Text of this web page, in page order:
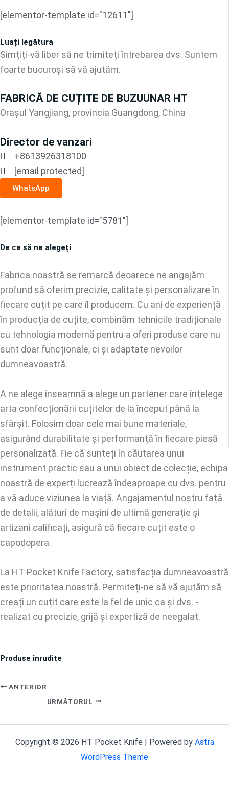
[elementor-template id="12611"]
Luați legătura
Simțiți-vă liber să ne trimiteți întrebarea dvs. Suntem
foarte bucuroși să vă ajutăm.
FABRICĂ DE CUȚITE DE BUZUUNAR HT
Orașul Yangjiang, provincia Guangdong, China
Director de vanzari
+8613926318100
[email protected]
WhatsApp
[elementor-template id="5781"]
De ce să ne alegeți
Fabrica noastră se remarcă deoarece ne angajăm
profund să oferim precizie, calitate și personalizare în
fiecare cuțit pe care îl producem. Cu ani de experiență
în producția de cuțite, combinăm tehnicile tradiționale
cu tehnologia modernă pentru a oferi produse care nu
sunt doar funcționale, ci și adaptate nevoilor
dumneavoastră.
A ne alege înseamnă a alege un partener care înțelege
arta confecționării cuțitelor de la început până la
sfârșit. Folosim doar cele mai bune materiale,
asigurând durabilitate și performanță în fiecare piesă
personalizată. Fie că sunteți în căutarea unui
instrument practic sau a unui obiect de colecție, echipa
noastră de experți lucrează îndeaproape cu dvs. pentru
a vă aduce viziunea la viață. Angajamentul nostru față
de detalii, alături de mașini de ultimă generație și
artizani calificați, asigură că fiecare cuțit este o
capodopera.
La HT Pocket Knife Factory, satisfacția dumneavoastră
este prioritatea noastră. Permiteți-ne să vă ajutăm să
creați un cuțit care este la fel de unic ca și dvs. -
realizat cu precizie, grijă și expertiză de neegalat.
Produse înrudite
ANTERIOR
URMĂTORUL
Copyright © 2026 HT Pocket Knife | Powered by Astra
WordPress Theme